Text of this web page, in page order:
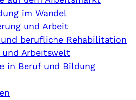
im Wandel
und Arbeit
berufliche Rehabilitation
und Arbeitswelt
in Beruf und Bildung